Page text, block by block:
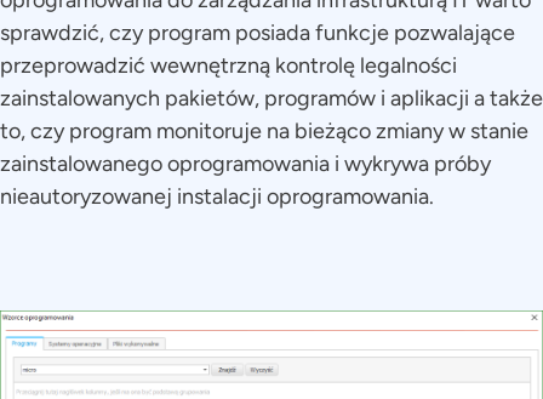
sprawdzić, czy program posiada funkcje pozwalające
przeprowadzić wewnętrzną kontrolę legalności
zainstalowanych pakietów, programów i aplikacji a także
to, czy program monitoruje na bieżąco zmiany w stanie
zainstalowanego oprogramowania i wykrywa próby
nieautoryzowanej instalacji oprogramowania.